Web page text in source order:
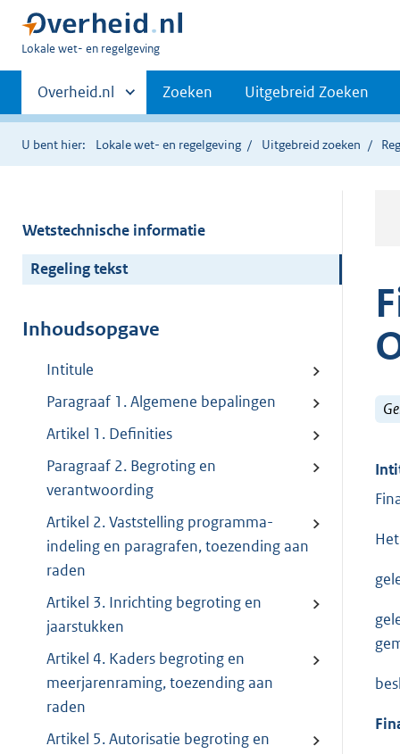
U
hier:
Lokale wet- en regelgeving
Primaire
navigatie
Andere
sites
binnen
Overheid.nl Zoeken Uitgebreid Zoeken
U bent hier: Lokale wet- en regelgeving Uitgebreid zoeken
Wetstechnische informatie
Regeling tekst
Inhoudsopgave
Intitule
Paragraaf 1. Algemene bepalingen
Artikel 1. Definities
Paragraaf 2. Begroting en
verantwoording
Artikel 2. Vaststelling programma-
indeling en paragrafen, toezending aan
raden
Artikel 3. Inrichting begroting en
jaarstukken
Artikel 4. Kaders begroting en
meerjarenraming, toezending aan
raden
Artikel 5. Autorisatie begroting en